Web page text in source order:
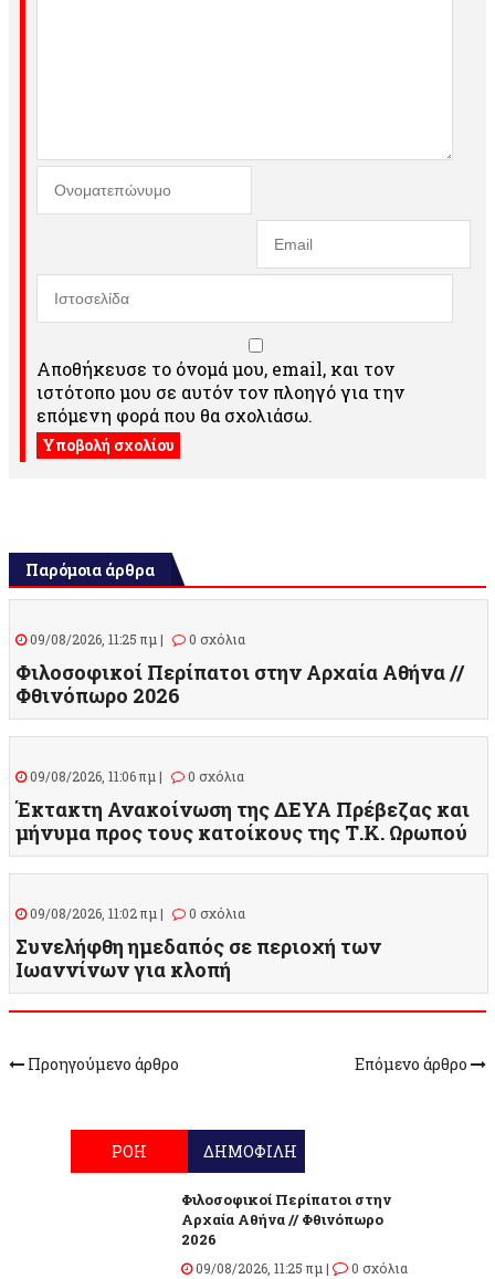
Αποθήκευσε το όνομά μου, email, και τον
ιστότοπο μου σε αυτόν τον πλοηγό για την
επόμενη φορά που θα σχολιάσω.
Παρόμοια άρθρα
09/08/2026, 11:25 πμ | 0 σχόλια
Φιλοσοφικοί Περίπατοι στην Αρχαία Αθήνα //
Φθινόπωρο 2026
09/08/2026, 11:06 πμ | 0 σχόλια
Έκτακτη Ανακοίνωση της ΔΕΥΑ Πρέβεζας και
μήνυμα προς τους κατοίκους της Τ.Κ. Ωρωπού
09/08/2026, 11:02 πμ | 0 σχόλια
Συνελήφθη ημεδαπός σε περιοχή των
Ιωαννίνων για κλοπή
Προηγούμενο άρθρο Επόμενο άρθρο
ΡΟΗ ΔΗΜΟΦΙΛΗ
Φιλοσοφικοί Περίπατοι στην
Αρχαία Αθήνα // Φθινόπωρο
2026
09/08/2026, 11:25 πμ | 0 σχόλια